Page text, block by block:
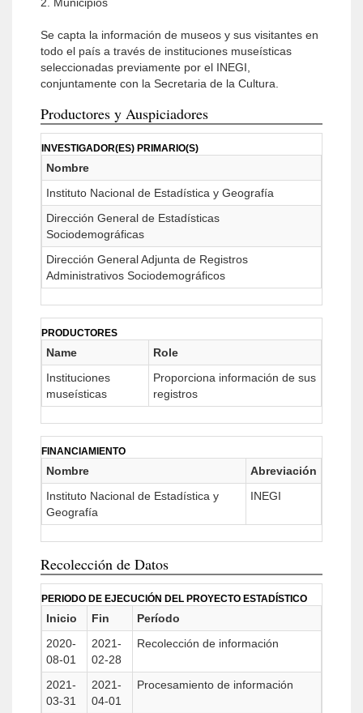
Se capta la información de museos y sus visitantes en
todo el país a través de instituciones museísticas
seleccionadas previamente por el INEGI,
conjuntamente con la Secretaria de la Cultura.
Productores y Auspiciadores
INVESTIGADOR(ES) PRIMARIO(S)
Nombre
Instituto Nacional de Estadística y Geografía
Dirección General de Estadísticas
Sociodemográficas
Dirección General Adjunta de Registros
Administrativos Sociodemográficos
PRODUCTORES
Name
Role
Instituciones
museísticas
Proporciona información de sus
registros
FINANCIAMIENTO
Nombre
Abreviación
Instituto Nacional de Estadística y
Geografía
INEGI
Recolección de Datos
PERIODO DE EJECUCIÓN DEL PROYECTO ESTADÍSTICO
Inicio Fin
Período
2020-
08-01
2021-
02-28
Recolección de información
2021-
03-31
2021-
04-01
Procesamiento de información